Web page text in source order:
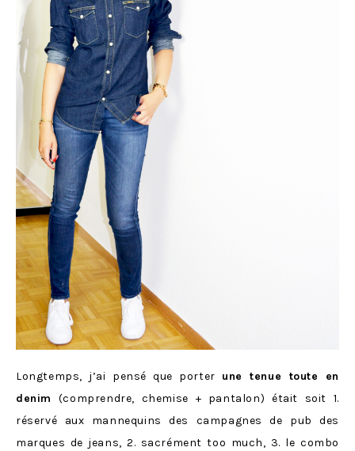
Longtemps, j’ai pensé que porter une tenue toute en
denim
(comprendre, chemise + pantalon) était soit 1.
réservé aux mannequins des campagnes de pub des
marques de jeans, 2. sacrément too much, 3. le combo